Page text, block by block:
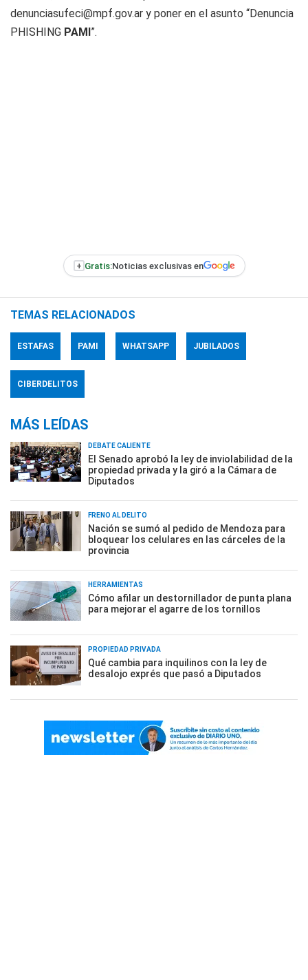
denunciasufeci@mpf.gov.ar y poner en el asunto “Denuncia
PHISHING PAMI”.
+ Gratis:Noticias exclusivas en
TEMAS RELACIONADOS
ESTAFAS PAMI WHATSAPP JUBILADOS
CIBERDELITOS
MÁS LEÍDAS
DEBATE CALIENTE
El Senado aprobó la ley de inviolabilidad de la
propiedad privada y la giró a la Cámara de
Diputados
FRENO AL DELITO
Nación se sumó al pedido de Mendoza para
bloquear los celulares en las cárceles de la
provincia
HERRAMIENTAS
Cómo afilar un destornillador de punta plana
para mejorar el agarre de los tornillos
PROPIEDAD PRIVADA
Qué cambia para inquilinos con la ley de
desalojo exprés que pasó a Diputados